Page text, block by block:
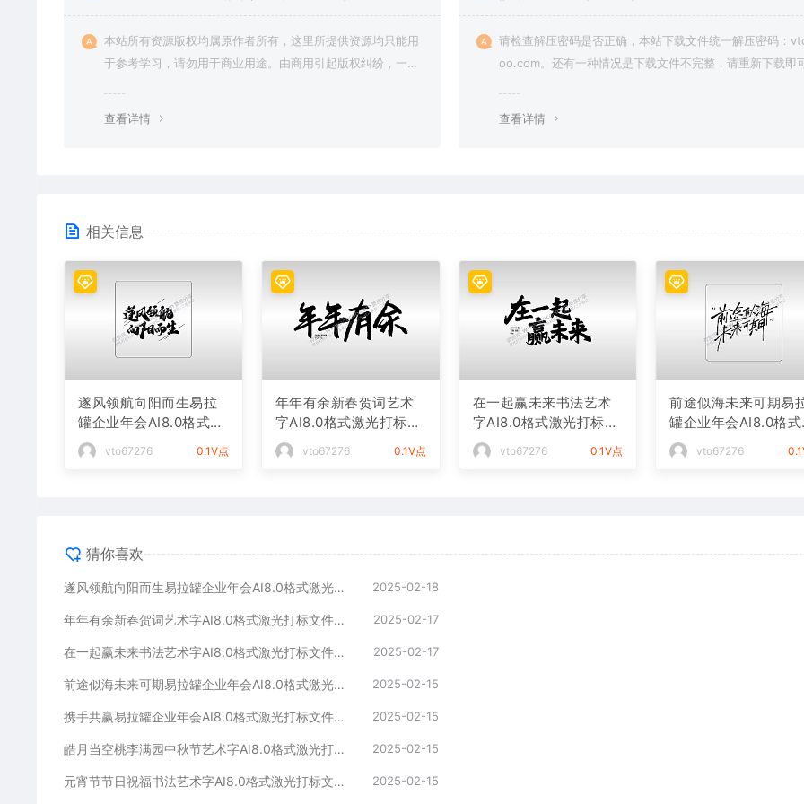
本站所有资源版权均属原作者所有，这里所提供资源均只能用
于参考学习，请勿用于商业用途。由商用引起版权纠纷，一切
查看详情
请检查解压密码是否正确，本站下载文件统一解压密码：
oo.com。还有一种情况是下载文件不完整，请重新下载即可
查看详情
相关信息
遂风领航向阳而生易拉
罐企业年会AI8.0格式激
光打标文件通用矢量图
vto67276 0.1V点
年年有余新春贺词艺术
字AI8.0格式激光打标文
件通用矢量图
vto67276 0.1V点
在一起赢未来书法艺术
字AI8.0格式激光打标文
件通用矢量图
vto67276 0.1V点
前途似海未来可期易
罐企业年会AI8.0格式
光打标文件通用矢量图
vto67276
猜你喜欢
遂风领航向阳而生易拉罐企业年会AI8.0格式激光打标文件通用矢量图 2025-02-18
年年有余新春贺词艺术字AI8.0格式激光打标文件通用矢量图 2025-02-17
在一起赢未来书法艺术字AI8.0格式激光打标文件通用矢量图 2025-02-17
前途似海未来可期易拉罐企业年会AI8.0格式激光打标文件通用矢量图 2025-02-15
携手共赢易拉罐企业年会AI8.0格式激光打标文件通用矢量图 2025-02-15
皓月当空桃李满园中秋节艺术字AI8.0格式激光打标文件通用矢量图 2025-02-15
元宵节节日祝福书法艺术字AI8.0格式激光打标文件通用矢量图 2025-02-15